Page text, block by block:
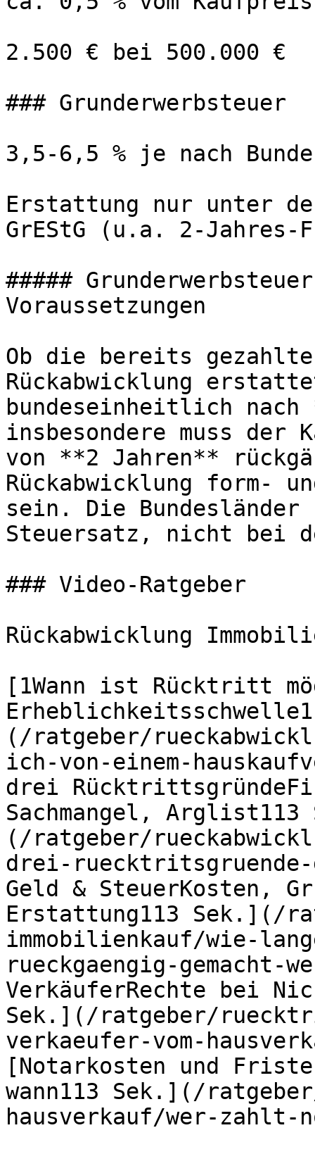
2.500 € bei 500.000 €
### Grunderwerbsteuer
3,5-6,5 % je nach
Erstattung nur unter
GrEStG (u.a. 2-
#####
Voraussetzungen
Ob die bereits
Rückabwicklung
bundeseinheitlich nach
insbesondere muss
von **2 Jahren**
Rückabwicklung form-
sein. Die
Steuersatz, nicht bei
### Video-Ratgeber
Rückabwicklung
[1Wann ist Rücktritt
(/ratgeber/
ich-von-einem-
drei
Sachmangel, Arglist113
(/ratgeber/
drei-ruecktritsgruende-
Geld & SteuerKosten,
Erstattung113 Sek.](/
immobilienkauf/wie-
rueckgaengig-
VerkäuferRechte bei
Sek.](/ratgeber/
verkaeufer-vom-
[Notarkosten und
wann113 Sek.](/
hausverkauf/wer-